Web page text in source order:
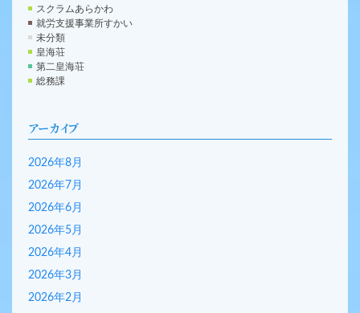
スクラムあらかわ
就労支援事業所すかい
未分類
皇海荘
第二皇海荘
総務課
アーカイブ
2026年8月
2026年7月
2026年6月
2026年5月
2026年4月
2026年3月
2026年2月